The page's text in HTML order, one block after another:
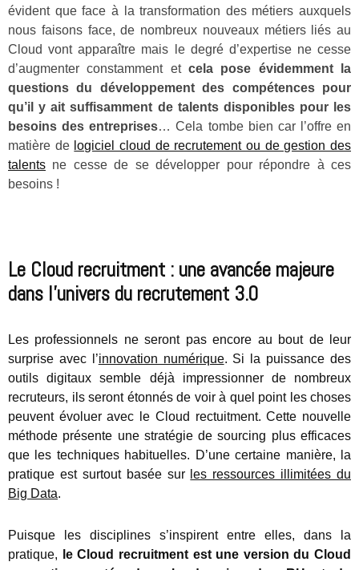
évident que face à la transformation des métiers auxquels
nous faisons face, de nombreux nouveaux métiers liés au
Cloud vont apparaître mais le degré d’expertise ne cesse
d’augmenter constamment et cela pose évidemment la
questions du développement des compétences pour
qu’il y ait suffisamment de talents disponibles pour les
besoins des entreprises… Cela tombe bien car l’offre en
matière de logiciel cloud de recrutement ou de gestion des
talents ne cesse de se développer pour répondre à ces
besoins !
Le Cloud recruitment : une avancée majeure
dans l’univers du recrutement 3.0
Les professionnels ne seront pas encore au bout de leur
surprise avec l’innovation numérique. Si la puissance des
outils digitaux semble déjà impressionner de nombreux
recruteurs, ils seront étonnés de voir à quel point les choses
peuvent évoluer avec le Cloud rectuitment. Cette nouvelle
méthode présente une stratégie de sourcing plus efficaces
que les techniques habituelles. D’une certaine manière, la
pratique est surtout basée sur les ressources illimitées du
Big Data.
Puisque les disciplines s’inspirent entre elles, dans la
pratique,
le Cloud recruitment est une version du Cloud